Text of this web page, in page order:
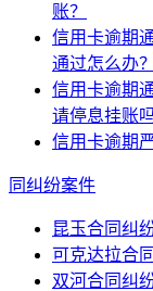
账？
信用卡逾期
通过怎么办？
信用卡逾期
请停息挂账吗
信用卡逾期
同纠纷案件
昆玉合同纠
可克达拉合
双河合同纠